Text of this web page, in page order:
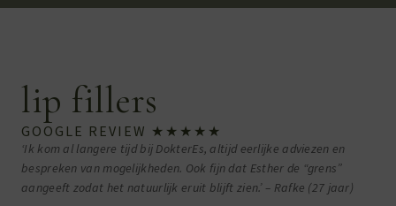
lip fillers
GOOGLE REVIEW ★★★★★
‘Ik kom al langere tijd bij DokterEs, altijd eerlijke adviezen en
bespreken van mogelijkheden. Ook fijn dat Esther de “grens”
aangeeft zodat het natuurlijk eruit blijft zien.’ – Rafke (27 jaar)